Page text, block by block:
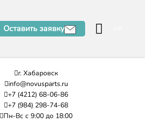
Оставить заявку
г. Хабаровск
info@novusparts.ru
+7 (4212) 68-06-86
+7 (984) 298-74-68
Пн-Вс с 9:00 до 18:00